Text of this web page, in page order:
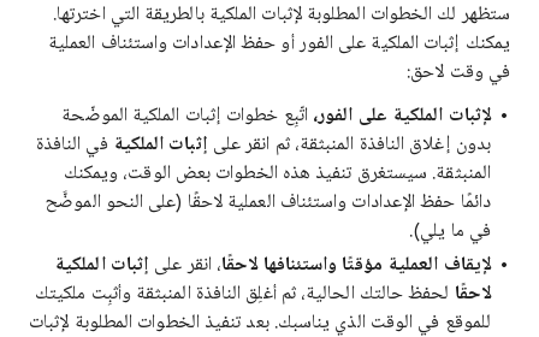
ستظهر لك الخطوات المطلوبة لإثبات الملكية بالطريقة التي اخترتها.
يمكنك إثبات الملكية على الفور أو حفظ الإعدادات واستئناف العملية
في وقت لاحق:
لإثبات الملكية على الفور، اتّبِع خطوات إثبات الملكية الموضّحة
بدون إغلاق النافذة المنبثقة، ثم انقر على إثبات الملكية في النافذة
المنبثقة. سيستغرق تنفيذ هذه الخطوات بعض الوقت، ويمكنك
دائمًا حفظ الإعدادات واستئناف العملية لاحقًا (على النحو الموضَّح
في ما يلي).
لإيقاف العملية مؤقتًا واستئنافها لاحقًا، انقر على إثبات الملكية
لاحقًا لحفظ حالتك الحالية، ثم أغلِق النافذة المنبثقة وأثبِت ملكيتك
للموقع في الوقت الذي يناسبك. بعد تنفيذ الخطوات المطلوبة لإثبات